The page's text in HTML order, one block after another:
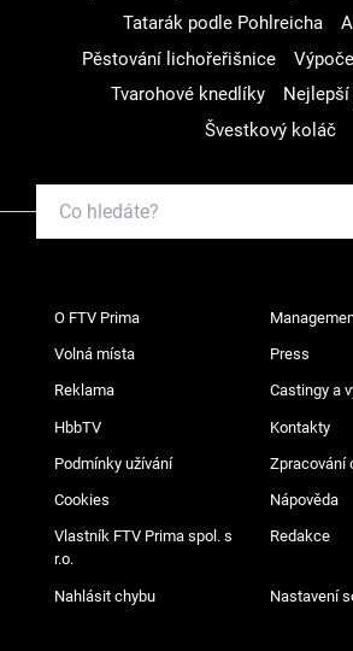
Tatarák podle Pohlreicha
Pěstování lichořeřišnice
Tvarohové knedlíky
Švestkový koláč
O FTV Prima
Volná místa Press
Reklama Castingy a
HbbTV Kontakty
Podmínky užívání Zpracování
Cookies Nápověda
Vlastník FTV Prima spol. s
r.o.
Redakce
Nahlásit chybu Nastavení